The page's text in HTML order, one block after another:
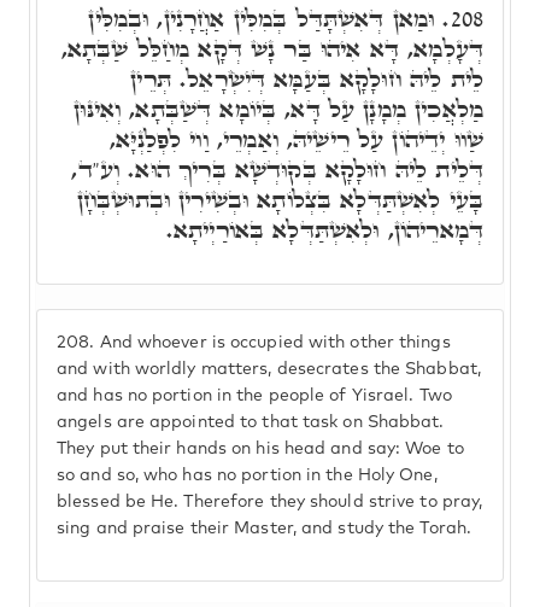
208. And whoever is occupied with other things
and with worldly matters, desecrates the Shabbat,
and has no portion in the people of Yisrael. Two
angels are appointed to that task on Shabbat.
They put their hands on his head and say: Woe to
so and so, who has no portion in the Holy One,
blessed be He. Therefore they should strive to pray,
sing and praise their Master, and study the Torah.
208. וּמַאן דְּאִשְׁתָּדַּל בְּמִלִּין אַחֲרָנִין, וּבְמִלִּין
דְּעָלְמָא, דָּא אִיהוּ בַּר נָשׁ דְּקָא מְחַלֵּל שַׁבְּתָא,
לֵית לֵיהּ חוּלָקָא בְּעַמָּא דְּיִשְׂרָאֵל. תְּרֵין
מַלְאֲכִין מְמָנָן עַל דָּא, בְּיוֹמָא דְּשַׁבְּתָא, וְאִינּוּן
שַׁווּ יְדֵיהוֹן עַל רֵישֵׁיהּ, וְאַמְרֵי, וַוי לִפְלַנְיָּא,
דְּלֵית לֵיהּ חוּלָקָא בְּקוּדְשָׁא בְּרִיךְ הוּא. וְע"ד,
בָּעֵי לְאִשְׁתַּדְּלָא בִּצְלוֹתָא וּבְשִׁירִין וּבְתוּשְׁבְּחָן
דְּמָארֵיהוֹן, וּלְאִשְׁתַּדְּלָא בְּאוֹרַיְיתָא.